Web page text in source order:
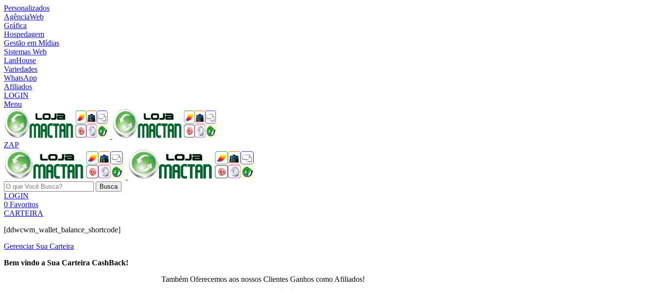
Personalizados
AgênciaWeb
Gráfica
Hospedagem
Gestão em Mídias
Sistemas Web
LanHouse
Variedades
WhatsApp
Afiliados
LOGIN
Menu
ZAP
Busca
LOGIN
0 Favoritos
CARTEIRA
[ddwcwm_wallet_balance_shortcode]
Gerenciar Sua Carteira
Bem vindo a Sua Carteira CashBack!
Também Oferecemos aos nossos Clientes Ganhos como Afiliados!